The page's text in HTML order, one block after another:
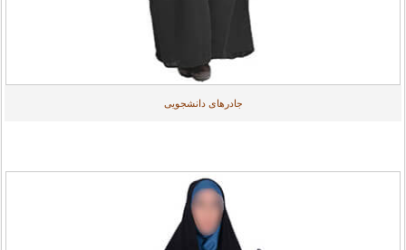
جادرهای دانشجویی